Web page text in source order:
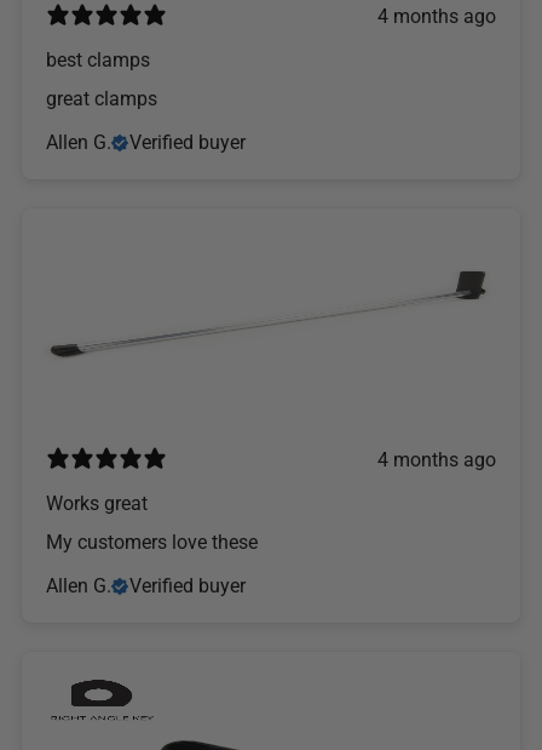
4 months ago
best clamps
great clamps
Allen G.
Verified buyer
4 months ago
Works great
My customers love these
Allen G.
Verified buyer